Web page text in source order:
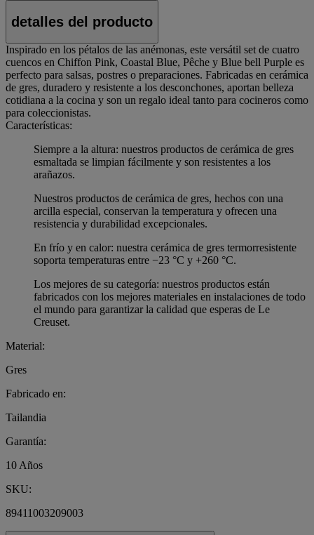
detalles del producto
Inspirado en los pétalos de las anémonas, este versátil set de cuatro
cuencos en Chiffon Pink, Coastal Blue, Pêche y Blue bell Purple es
perfecto para salsas, postres o preparaciones. Fabricadas en cerámica
de gres, duradero y resistente a los desconchones, aportan belleza
cotidiana a la cocina y son un regalo ideal tanto para cocineros como
para coleccionistas.
Características:
Siempre a la altura: nuestros productos de cerámica de gres
esmaltada se limpian fácilmente y son resistentes a los
arañazos.
Nuestros productos de cerámica de gres, hechos con una
arcilla especial, conservan la temperatura y ofrecen una
resistencia y durabilidad excepcionales.
En frío y en calor: nuestra cerámica de gres termorresistente
soporta temperaturas entre −23 °C y +260 °C.
Los mejores de su categoría: nuestros productos están
fabricados con los mejores materiales en instalaciones de todo
el mundo para garantizar la calidad que esperas de Le
Creuset.
Material:
Gres
Fabricado en:
Tailandia
Garantía:
10 Años
SKU:
89411003209003